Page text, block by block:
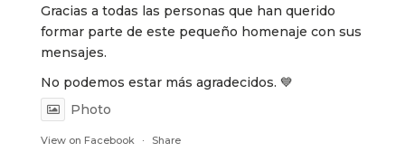
Gracias a todas las personas que han querido
formar parte de este pequeño homenaje con sus
mensajes.
No podemos estar más agradecidos. 💙
Photo
View on Facebook · Share